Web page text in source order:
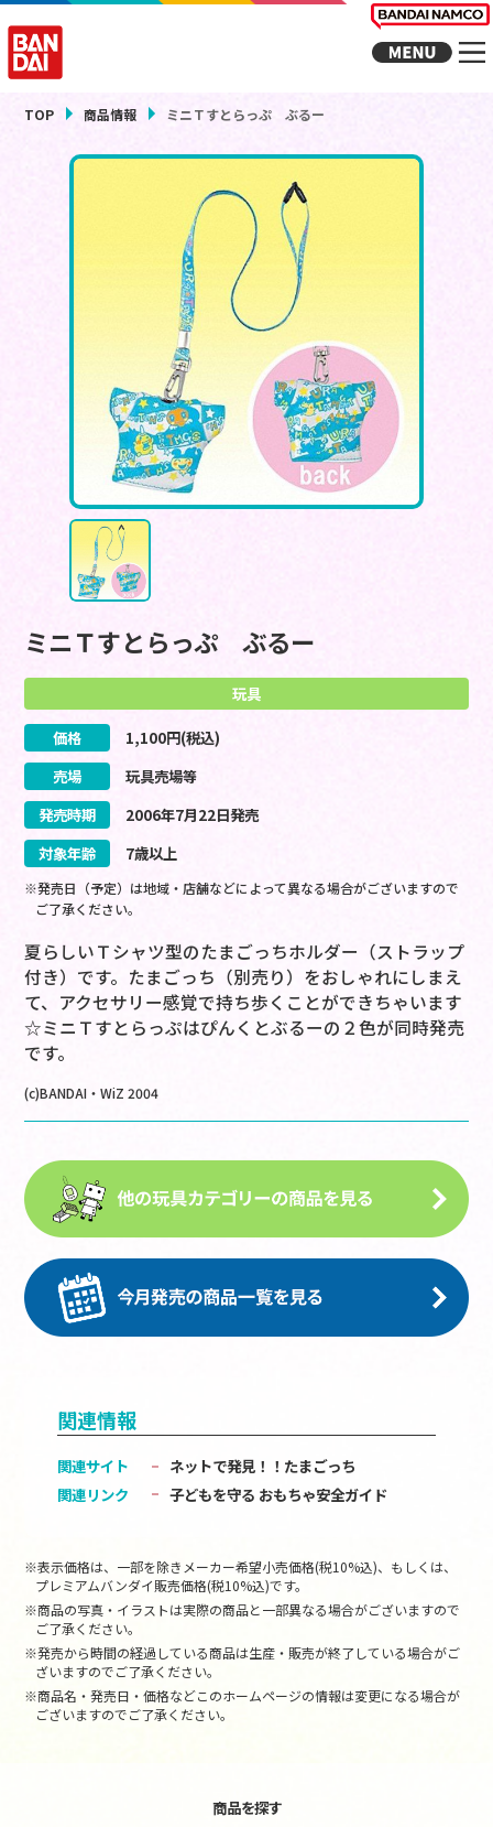
TOP 商品情報 ミニＴすとらっぷ ぶるー
ミニＴすとらっぷ ぶるー
玩具
価格 1,100円(税込)
売場
玩具売場等
発売時期
2006年7月22日発売
対象年齢
7歳以上
※発売日（予定）は地域・店舗などによって異なる場合がございますので
ご了承ください。
夏らしいＴシャツ型のたまごっちホルダー（ストラップ
付き）です。たまごっち（別売り）をおしゃれにしまえ
て、アクセサリー感覚で持ち歩くことができちゃいます
☆ミニＴすとらっぷはぴんくとぶるーの２色が同時発売
です。
(c)BANDAI・WiZ 2004
関連情報
関連サイト
ネットで発見！！たまごっち
関連リンク
子どもを守る おもちゃ安全ガイド
※表示価格は、一部を除きメーカー希望小売価格(税10%込)、もしくは、
プレミアムバンダイ販売価格(税10%込)です。
※商品の写真・イラストは実際の商品と一部異なる場合がございますので
ご了承ください。
※発売から時間の経過している商品は生産・販売が終了している場合がご
ざいますのでご了承ください。
※商品名・発売日・価格などこのホームページの情報は変更になる場合が
ございますのでご了承ください。
商品を探す